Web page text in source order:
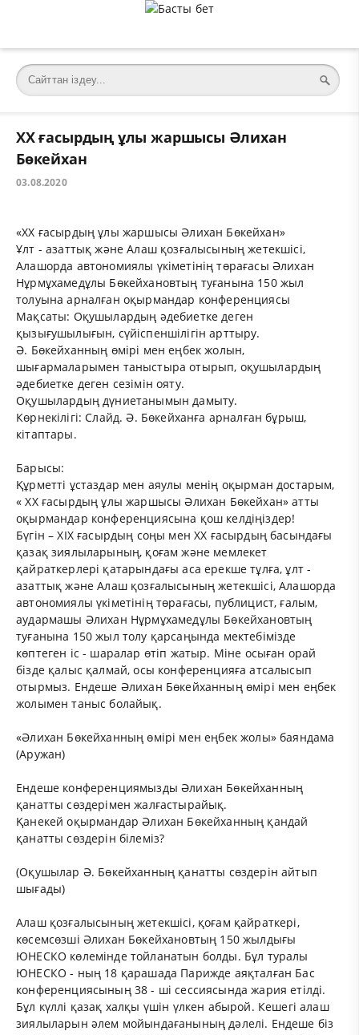
ХХ ғасырдың ұлы жаршысы Әлихан
Бөкейхан
03.08.2020
«ХХ ғасырдың ұлы жаршысы Әлихан Бөкейхан»
Ұлт - азаттық және Алаш қозғалысының жетекшісі,
Алашорда автономиялы үкіметінің төрағасы Әлихан
Нұрмұхамедұлы Бөкейхановтың туғанына 150 жыл
толуына арналған оқырмандар конференциясы
Мақсаты: Оқушылардың әдебиетке деген
қызығушылығын, сүйіспеншілігін арттыру.
Ә. Бөкейханның өмірі мен еңбек жолын,
шығармаларымен таныстыра отырып, оқушылардың
әдебиетке деген сезімін ояту.
Оқушылардың дүниетанымын дамыту.
Көрнекілігі: Слайд. Ә. Бөкейханға арналған бұрыш,
кітаптары.
Барысы:
Құрметті ұстаздар мен аяулы менің оқырман достарым,
« ХХ ғасырдың ұлы жаршысы Әлихан Бөкейхан» атты
оқырмандар конференциясына қош келдіңіздер!
Бүгін – XIX ғасырдың соңы мен XX ғасырдың басындағы
қазақ зиялыларының, қоғам және мемлекет
қайраткерлері қатарындағы аса ерекше тұлға, ұлт -
азаттық және Алаш қозғалысының жетекшісі, Алашорда
автономиялы үкіметінің төрағасы, публицист, ғалым,
аудармашы Әлихан Нұрмұхамедұлы Бөкейхановтың
туғанына 150 жыл толу қарсаңында мектебімізде
көптеген іс - шаралар өтіп жатыр. Міне осыған орай
бізде қалыс қалмай, осы конференцияға атсалысып
отырмыз. Ендеше Әлихан Бөкейханның өмірі мен еңбек
жолымен таныс болайық.
«Әлихан Бөкейханның өмірі мен еңбек жолы» баяндама
(Аружан)
Ендеше конференциямызды Әлихан Бөкейханның
қанатты сөздерімен жалғастырайық.
Қанекей оқырмандар Әлихан Бөкейханның қандай
қанатты сөздерін білеміз?
(Оқушылар Ә. Бөкейханның қанатты сөздерін айтып
шығады)
Алаш қозғалысының жетекшісі, қоғам қайраткері,
көсемсөзші Әлихан Бөкейхановтың 150 жылдығы
ЮНЕСКО көлемінде тойланатын болды. Бұл туралы
ЮНЕСКО - ның 18 қарашада Парижде аяқталған Бас
конференциясының 38 - ші сессиясында жария етілді.
Бұл күллі қазақ халқы үшін үлкен абырой. Кешегі алаш
зиялыларын әлем мойындағанының дәлелі. Ендеше біз